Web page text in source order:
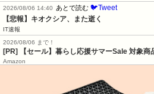
2026/08/06 14:40
あとで読む 🐦Tweet
【悲報】キオクシア、また逝く
IT速報
2026/08/06 まで！
[PR] 【セール】暮らし応援サマーSale 対象商
Amazon